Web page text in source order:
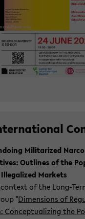
Mi­li­ta­ri­zed
Out­lines of the
Mar­kets
of the Long-​
"Di­men­si­ons of
Con­cep­tua­li­zing the